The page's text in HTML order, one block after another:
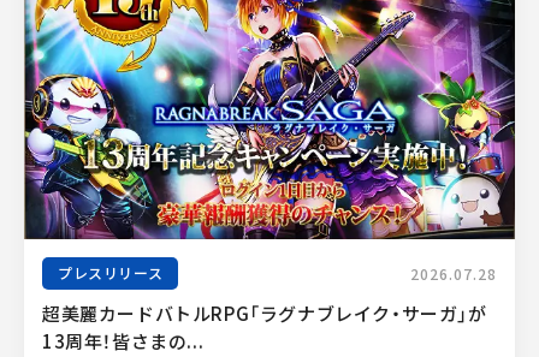
プレスリリース 2026.07.28
超美麗カードバトルRPG「ラグナブレイク・サーガ」が
13周年！皆さまの...